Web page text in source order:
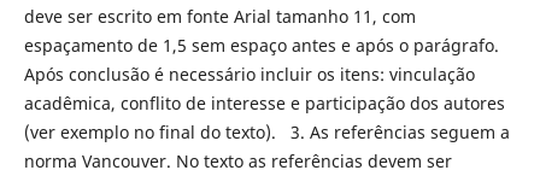
deve ser escrito em fonte Arial tamanho 11, com
espaçamento de 1,5 sem espaço antes e após o parágrafo.
Após conclusão é necessário incluir os itens: vinculação
acadêmica, conflito de interesse e participação dos autores
(ver exemplo no final do texto). 3. As referências seguem a
norma Vancouver. No texto as referências devem ser